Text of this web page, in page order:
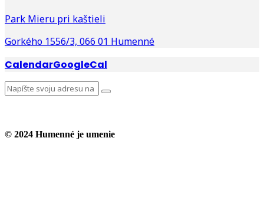
Park Mieru pri kaštieli
Gorkého 1556/3, 066 01 Humenné
CalendarGoogleCal
© 2024 Humenné je umenie